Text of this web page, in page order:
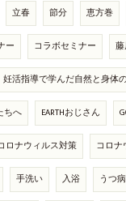
立春 節分 恵方巻
ー コラボセミナー
妊活指導で学んだ自然と身体
ちへ EARTHおじさん
ロナウィルス対策 コロナ
手洗い 入浴 うつ病